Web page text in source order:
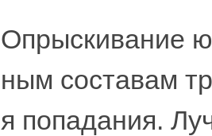
Опрыскивание
ным составам
я попадания.